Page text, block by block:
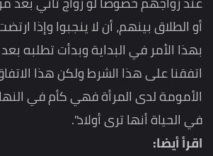
أو الطلاق بينهم، أن لا ينجبوا وإذا
بهذا الأمر في البداية وبدأت تطلبه
اتفقنا على هذا الشرط ولكن هذا
الأمومة لدى المرأة فهي كأم في
في الحياة أنها ترى أولاد".
اقرأ أيضا: